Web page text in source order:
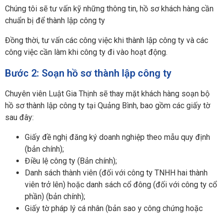
Chúng tôi sẽ tư vấn kỹ những thông tin, hồ sơ khách hàng cần
chuẩn bị để thành lập công ty
Đồng thời, tư vấn các công việc khi thành lập công ty và các
công việc cần làm khi công ty đi vào hoạt động.
Bước 2: Soạn hồ sơ thành lập công ty
Chuyên viên Luật Gia Thịnh sẽ thay mặt khách hàng soạn bộ
hồ sơ thành lập công ty tại Quảng Bình, bao gồm các giấy tờ
sau đây:
Giấy đề nghị đăng ký doanh nghiệp theo mẫu quy định
(bản chính);
Điều lệ công ty (Bản chính);
Danh sách thành viên (đối với công ty TNHH hai thành
viên trở lên) hoặc danh sách cổ đông (đối với công ty cổ
phần) (bản chính);
Giấy tờ pháp lý cá nhân (bản sao y công chứng hoặc